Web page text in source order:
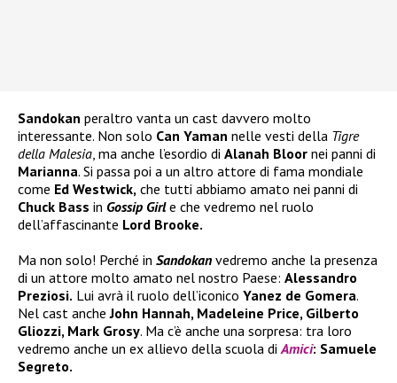
Sandokan peraltro vanta un cast davvero molto
interessante. Non solo Can Yaman nelle vesti della Tigre
della Malesia, ma anche l’esordio di Alanah Bloor nei panni di
Marianna. Si passa poi a un altro attore di fama mondiale
come Ed Westwick, che tutti abbiamo amato nei panni di
Chuck Bass in Gossip Girle che vedremo nel ruolo
dell’affascinante Lord Brooke.
Ma non solo! Perché in Sandokan vedremo anche la presenza
di un attore molto amato nel nostro Paese: Alessandro
Preziosi. Lui avrà il ruolo dell’iconico Yanez de Gomera.
Nel cast ancheJohn Hannah, Madeleine Price, Gilberto
Gliozzi, Mark Grosy. Ma c’è anche una sorpresa: tra loro
vedremo anche un ex allievo della scuola diAmici: Samuele
Segreto.